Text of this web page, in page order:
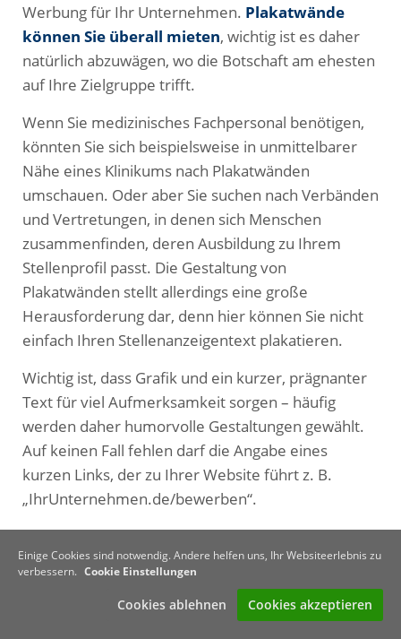
Werbung für Ihr Unternehmen. Plakatwände
können Sie überall mieten, wichtig ist es daher
natürlich abzuwägen, wo die Botschaft am ehesten
auf Ihre Zielgruppe trifft.
Wenn Sie medizinisches Fachpersonal benötigen,
könnten Sie sich beispielsweise in unmittelbarer
Nähe eines Klinikums nach Plakatwänden
umschauen. Oder aber Sie suchen nach Verbänden
und Vertretungen, in denen sich Menschen
zusammenfinden, deren Ausbildung zu Ihrem
Stellenprofil passt. Die Gestaltung von
Plakatwänden stellt allerdings eine große
Herausforderung dar, denn hier können Sie nicht
einfach Ihren Stellenanzeigentext plakatieren.
Wichtig ist, dass Grafik und ein kurzer, prägnanter
Text für viel Aufmerksamkeit sorgen – häufig
werden daher humorvolle Gestaltungen gewählt.
Auf keinen Fall fehlen darf die Angabe eines
kurzen Links, der zu Ihrer Website führt z. B.
„IhrUnternehmen.de/bewerben“.
Bei einigen Anbietern haben Sie die Möglichkeit,
sich verfügbare Plakatwände in der bevorzugten
Region direkt online anzeigen zu lassen. Ziehen Sie
für deren Gestaltung unbedingt einen Profi hinzu.
Einige Cookies sind notwendig. Andere helfen uns, Ihr Websiteerlebnis zu
verbessern. Cookie Einstellungen
Cookies ablehnen Cookies akzeptieren